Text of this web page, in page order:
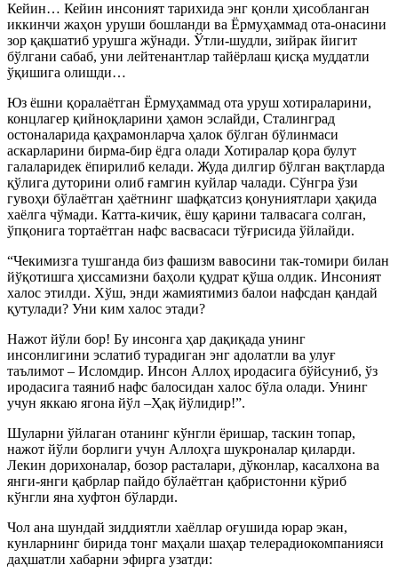
Кейин… Кейин инсоният тарихида энг қонли ҳисобланган
иккинчи жаҳон уруши бошланди ва Ёрмуҳаммад ота-онасини
зор қақшатиб урушга жўнади. Ўтли-шудли, зийрак йигит
бўлгани сабаб, уни лейтенантлар тайёрлаш қисқа муддатли
ўқишига олишди…
Юз ёшни қоралаётган Ёрмуҳаммад ота уруш хотираларини,
концлагер қийноқларини ҳамон эслайди, Сталинград
остоналарида қаҳрамонларча ҳалок бўлган бўлинмаси
аскарларини бирма-бир ёдга олади Хотиралар қора булут
галаларидек ёпирилиб келади. Жуда дилгир бўлган вақтларда
қўлига дуторини олиб ғамгин куйлар чалади. Сўнгра ўзи
гувоҳи бўлаётган ҳаётнинг шафқатсиз қонуниятлари ҳақида
хаёлга чўмади. Катта-кичик, ёшу қарини талвасага солган,
ўпқонига тортаётган нафс васвасаси тўғрисида ўйлайди.
“Чекимизга тушганда биз фашизм вавосини так-томири билан
йўқотишга ҳиссамизни баҳоли қудрат қўша олдик. Инсоният
халос этилди. Хўш, энди жамиятимиз балои нафсдан қандай
қутулади? Уни ким халос этади?
Нажот йўли бор! Бу инсонга ҳар дақиқада унинг
инсонлигини эслатиб турадиган энг адолатли ва улуғ
таълимот – Исломдир. Инсон Аллоҳ иродасига бўйсуниб, ўз
иродасига таяниб нафс балосидан халос бўла олади. Унинг
учун яккаю ягона йўл –Ҳақ йўлидир!”.
Шуларни ўйлаган отанинг кўнгли ёришар, таскин топар,
нажот йўли борлиги учун Аллоҳга шукроналар қиларди.
Лекин дорихоналар, бозор расталари, дўконлар, касалхона ва
янги-янги қабрлар пайдо бўлаётган қабристонни кўриб
кўнгли яна хуфтон бўларди.
Чол ана шундай зиддиятли хаёллар оғушида юрар экан,
кунларнинг бирида тонг маҳали шаҳар телерадиокомпанияси
даҳшатли хабарни эфирга узатди: